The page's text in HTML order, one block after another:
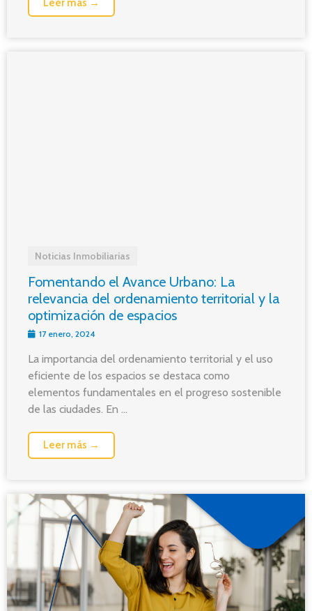
Leer más →
Noticias Inmobiliarias
Fomentando el Avance Urbano: La
relevancia del ordenamiento territorial y la
optimización de espacios
17 enero, 2024
La importancia del ordenamiento territorial y el uso
eficiente de los espacios se destaca como
elementos fundamentales en el progreso sostenible
de las ciudades. En ...
Leer más →